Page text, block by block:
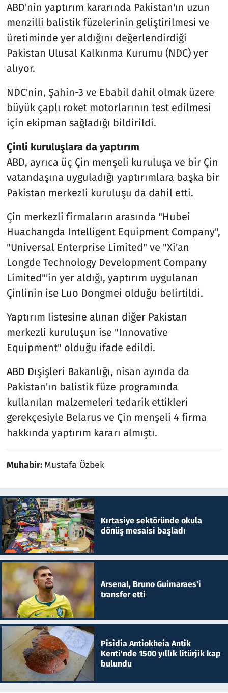
ABD'nin yaptırım kararında Pakistan'ın uzun
menzilli balistik füzelerinin geliştirilmesi ve
üretiminde yer aldığını değerlendirdiği
Pakistan Ulusal Kalkınma Kurumu (NDC) yer
alıyor.
NDC'nin, Şahin-3 ve Ebabil dahil olmak üzere
büyük çaplı roket motorlarının test edilmesi
için ekipman sağladığı bildirildi.
Çinli kuruluşlara da yaptırım
ABD, ayrıca üç Çin menşeli kuruluşa ve bir Çin
vatandaşına uyguladığı yaptırımlara başka bir
Pakistan merkezli kuruluşu da dahil etti.
Çin merkezli firmaların arasında "Hubei
Huachangda Intelligent Equipment Company",
"Universal Enterprise Limited" ve "Xi'an
Longde Technology Development Company
Limited"'in yer aldığı, yaptırım uygulanan
Çinlinin ise Luo Dongmei olduğu belirtildi.
Yaptırım listesine alınan diğer Pakistan
merkezli kuruluşun ise "Innovative
Equipment" olduğu ifade edildi.
ABD Dışişleri Bakanlığı, nisan ayında da
Pakistan'ın balistik füze programında
kullanılan malzemeleri tedarik ettikleri
gerekçesiyle Belarus ve Çin menşeli 4 firma
hakkında yaptırım kararı almıştı.
Muhabir: Mustafa Özbek
Kırtasiye sektöründe okula
dönüş mesaisi başladı
Arsenal, Bruno Guimaraes'i
transfer etti
Pisidia Antiokheia Antik
Kenti'nde 1500 yıllık litürjik kap
bulundu